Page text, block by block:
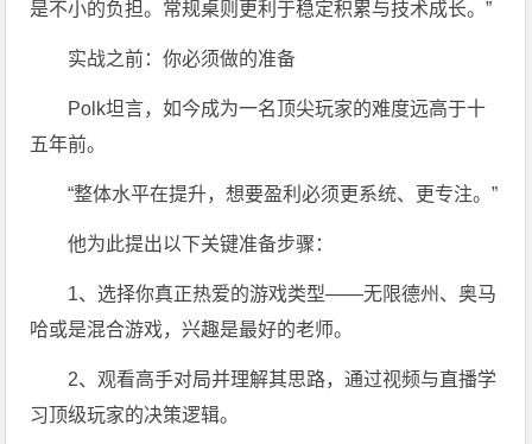
是不小的负担。常规桌则更利于稳定积累与技术成长。”
实战之前：你必须做的准备
Polk坦言，如今成为一名顶尖玩家的难度远高于十
五年前。
“整体水平在提升，想要盈利必须更系统、更专注。”
他为此提出以下关键准备步骤：
1、选择你真正热爱的游戏类型——无限德州、奥马
哈或是混合游戏，兴趣是最好的老师。
2、观看高手对局并理解其思路，通过视频与直播学
习顶级玩家的决策逻辑。